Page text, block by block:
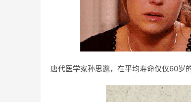
唐代医学家孙思邈， 在平均寿命仅仅60岁